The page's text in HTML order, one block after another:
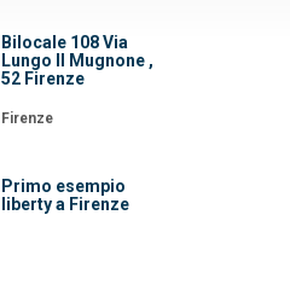
Bilocale 108 Via
Lungo Il Mugnone ,
52 Firenze
Firenze
Primo esempio
liberty a Firenze